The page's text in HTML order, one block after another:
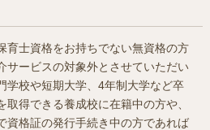
育士資格をお持ちでない無資格の方
サービスの対象外とさせていただい
学校や短期大学、4年制大学など卒
得できる養成校に在籍中の方や、
資格証の発行手続き中の方であれば